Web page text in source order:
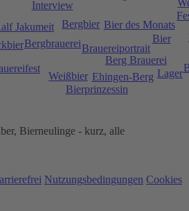
Bier
Brauereiportrait
Bier des Monats
Berg Brauerei
Bergbrauerei
Bergbier
Jakumeit
Ehingen-Berg
Interview
Bierprinzessin
Weißbier Lager
Bierneulinge - kurz, alle
Nutzungsbedingungen Cookies